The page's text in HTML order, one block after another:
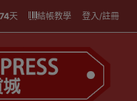
天 結帳教學 登入/註冊